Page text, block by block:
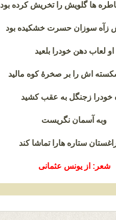
ها گلویش را تخریش کرده بود
زآه سوزان حسرت خشکیده بود
او لعاب دهن خودرا بلعید
اش را بر صخرهٔ کوه مالید
خودرا زجنگل به عقب کشید
وبه آسمان نگریست
ستاره هارا تماشا کند
شعر: از یونس عثمانی